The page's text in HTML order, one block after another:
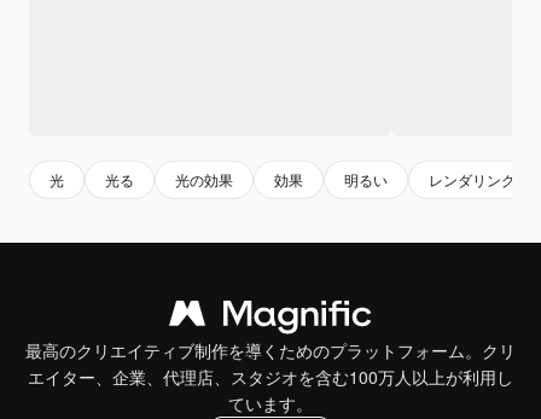
光 光る 光の効果 効果 明るい レンダリング
最高のクリエイティブ制作を導くためのプラットフォーム。クリ
エイター、企業、代理店、スタジオを含む100万人以上が利用し
ています。